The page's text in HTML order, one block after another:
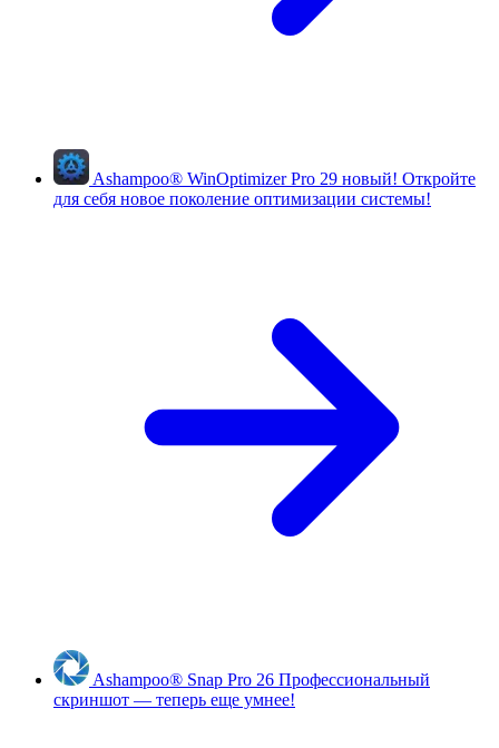
Ashampoo® WinOptimizer Pro 29 новый! Откройте
для себя новое поколение оптимизации системы!
Ashampoo® Snap Pro 26 Профессиональный
скриншот — теперь еще умнее!